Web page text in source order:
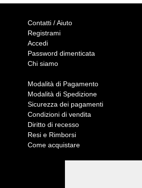
Contatti / Aiuto
Registrami
Accedi
Password dimenticata
Chi siamo
Modalità di Pagamento
Modalità di Spedizione
Sicurezza dei pagamenti
Condizioni di vendita
Diritto di recesso
Resi e Rimborsi
Come acquistare